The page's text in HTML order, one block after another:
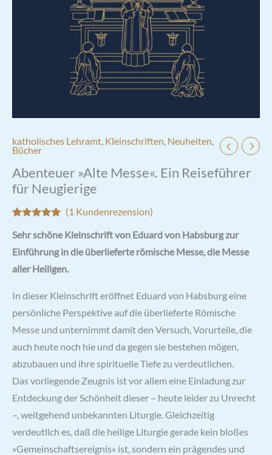
katholisches Lehramt, Kleinschriften, Neuheiten,
Bücher
Abenteuer »Alte Messe«. Ein Reiseführer
für Neugierige
5.00von 5,
auf
(1 Kundenrezension)
Sehr schöne Kleinschrift von Eduard von Habsburg zur
Einführung in die überlieferte römische Messe, die Messe
aller Heiligen.
In dieser Kleinschrift eröffnet Eduard von Habsburg eine
persönliche Perspektive auf die überlieferte Römische
Messe und unternimmt damit den Versuch, Vorurteile, die
auch heute noch hie und da gegen sie bestehen mögen,
abzubauen und ihre spirituelle Tiefe zu verdeutlichen.
Das vorliegende Zeugnis ist vor allem eine Einladung zur
Entdeckung der Schönheit dieser – heute leider zu Unrecht
–, weitgehend unbekannten Liturgie. Gleichzeitig
verdeutlich es, daß die heilige Liturgie gerade kein bloßes
»Gemeinschaftsereignis« ist, sondern ein prägendes und